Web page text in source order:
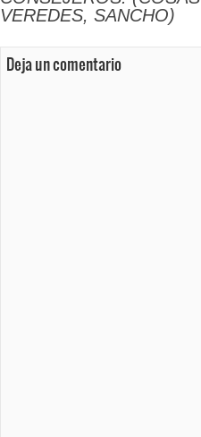
VEREDES, SANCHO)
Deja un comentario